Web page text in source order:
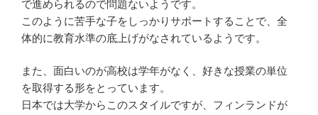
で進められるので問題ないようです。
このように苦手な子をしっかりサポートすることで、全
体的に教育水準の底上げがなされているようです。
また、面白いのが高校は学年がなく、好きな授業の単位
を取得する形をとっています。
日本では大学からこのスタイルですが、フィンランドが